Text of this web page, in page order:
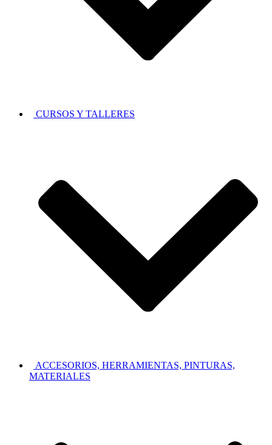
CURSOS Y TALLERES
ACCESORIOS, HERRAMIENTAS, PINTURAS,
MATERIALES